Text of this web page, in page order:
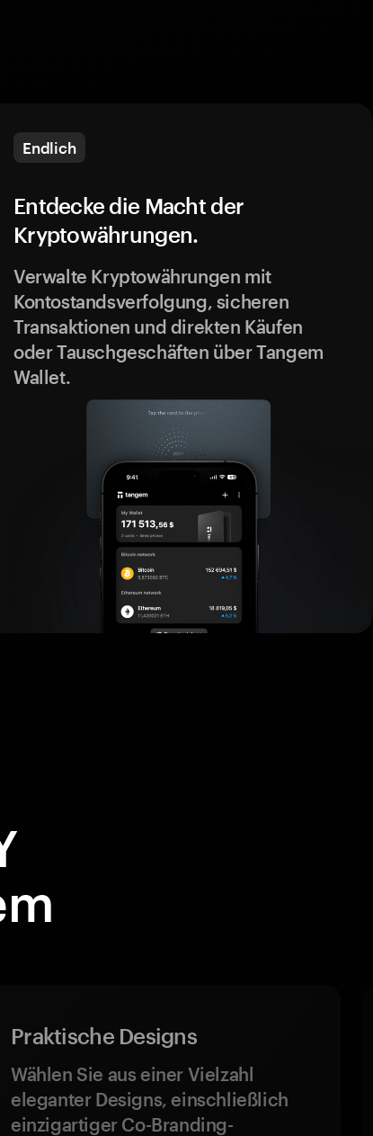
Endlich
Entdecke die Macht der
Kryptowährungen.
Verwalte Kryptowährungen mit
Kontostandsverfolgung, sicheren
Transaktionen und direkten Käufen
oder Tauschgeschäften über Tangem
Wallet.
Praktische Designs
Wählen Sie aus einer Vielzahl
eleganter Designs, einschließlich
einzigartiger Co-Branding-